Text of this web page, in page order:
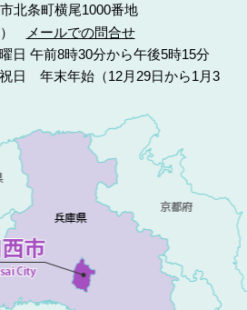
北条町横尾1000番地
メールでの問合せ
日 午前8時30分から午後5時15分
日 年末年始（12月29日から1月3